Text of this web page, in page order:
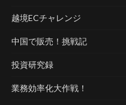
越境ECチャレンジ
中国で販売！挑戦記
投資研究録
業務効率化大作戦！